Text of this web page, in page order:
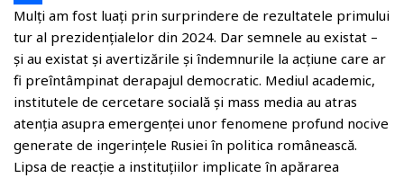
p
o
k
d
I
n
t
e
r
g
l
e
C
l
a
i
p
b
o
a
r
m
a
i
l
P
a
r
t
a
j
Mulți am fost luați prin surprindere de rezultatele primului
tur al prezidențialelor din 2024. Dar semnele au existat –
și au existat și avertizările și îndemnurile la acțiune care ar
fi preîntâmpinat derapajul democratic. Mediul academic,
institutele de cercetare socială și mass media au atras
atenția asupra emergenței unor fenomene profund nocive
generate de ingerințele Rusiei în politica românească.
Lipsa de reacție a instituțiilor implicate în apărarea